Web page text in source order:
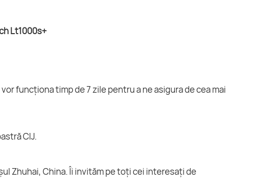
funcționa timp de 7 zile pentru a ne asigura de cea mai
CIJ.
Zhuhai, China. Îi invităm pe toți cei interesați de